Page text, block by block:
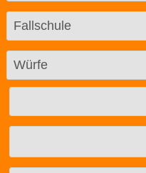
Fallschule
Würfe